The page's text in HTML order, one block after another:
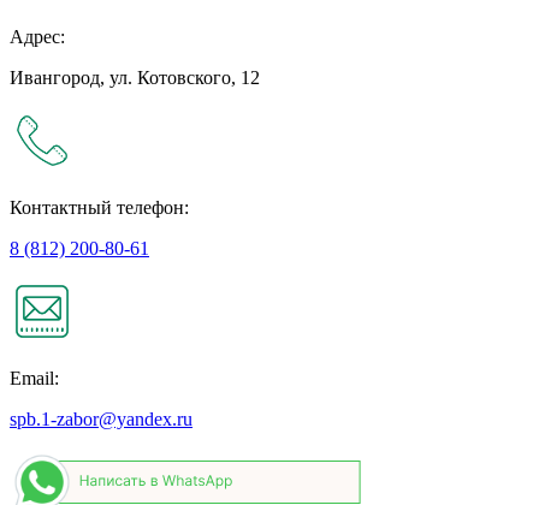
Адрес:
Ивангород, ул. Котовского, 12
Контактный телефон:
8 (812) 200-80-61
Email:
spb.1-zabor@yandex.ru